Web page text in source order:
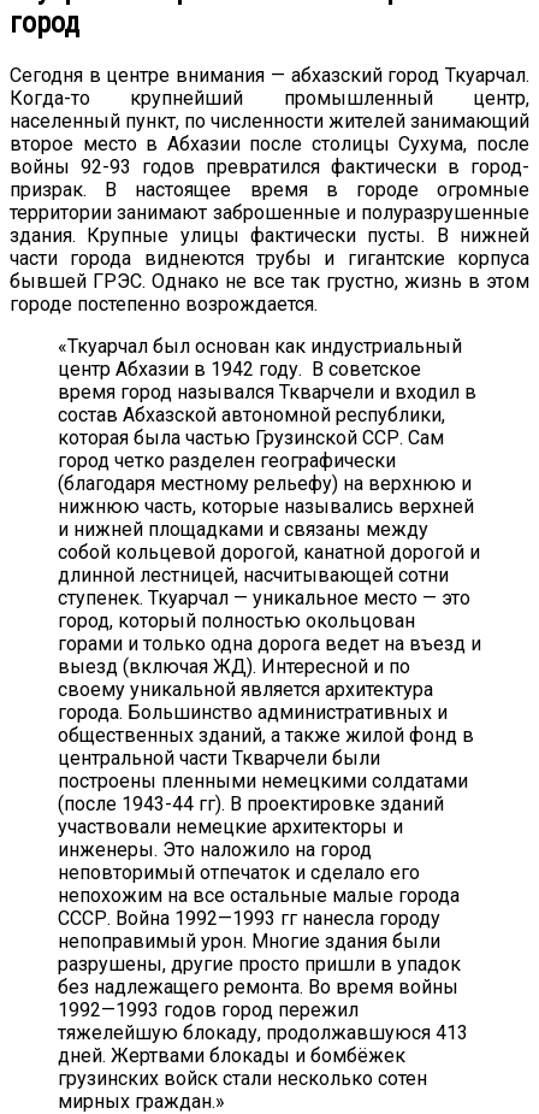
город
Сегодня в центре внимания — абхазский город Ткуарчал.
Когда-то крупнейший промышленный центр,
населенный пункт, по численности жителей занимающий
второе место в Абхазии после столицы Сухума, после
войны 92-93 годов превратился фактически в город-
призрак. В настоящее время в городе огромные
территории занимают заброшенные и полуразрушенные
здания. Крупные улицы фактически пусты. В нижней
части города виднеются трубы и гигантские корпуса
бывшей ГРЭС. Однако не все так грустно, жизнь в этом
городе постепенно возрождается.
«Ткуарчал был основан как индустриальный
центр Абхазии в 1942 году. В советское
время город назывался Ткварчели и входил в
состав Абхазской автономной республики,
которая была частью Грузинской ССР. Сам
город четко разделен географически
(благодаря местному рельефу) на верхнюю и
нижнюю часть, которые назывались верхней
и нижней площадками и связаны между
собой кольцевой дорогой, канатной дорогой и
длинной лестницей, насчитывающей сотни
ступенек. Ткуарчал — уникальное место — это
город, который полностью окольцован
горами и только одна дорога ведет на въезд и
выезд (включая ЖД). Интересной и по
своему уникальной является архитектура
города. Большинство административных и
общественных зданий, а также жилой фонд в
центральной части Ткварчели были
построены пленными немецкими солдатами
(после 1943-44 гг). В проектировке зданий
участвовали немецкие архитекторы и
инженеры. Это наложило на город
неповторимый отпечаток и сделало его
непохожим на все остальные малые города
СССР. Война 1992—1993 гг нанесла городу
непоправимый урон. Многие здания были
разрушены, другие просто пришли в упадок
без надлежащего ремонта. Во время войны
1992—1993 годов город пережил
тяжелейшую блокаду, продолжавшуюся 413
дней. Жертвами блокады и бомбёжек
грузинских войск стали несколько сотен
мирных граждан.»